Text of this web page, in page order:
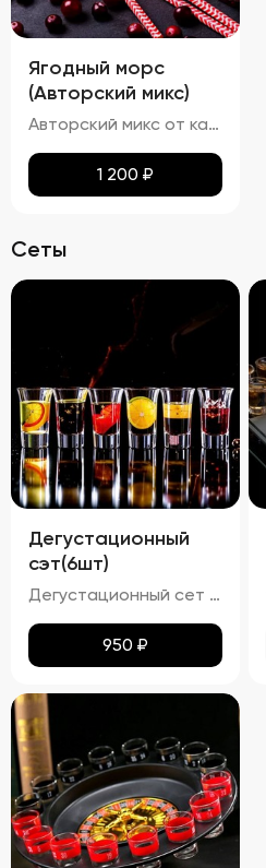
Ягодный морс
(Авторский микс)
Авторский микс от кальянных мастеров - Домашний ягодный морс, изготовленный по всем традициям в основе которого клубника и черника.
1 200 ₽
Сеты
Дегустационный
сэт(6шт)
Дегустационный сет из шести настоек представляет собой набор различных видов настоек, предназначенных для дегустации. Органолептическая оценка таких напитков включает анализ их внешнего вида, аромата, вкуса и послевкусия. Должны ощущаться характерные ноты используемых ингредиентов ( ягод, фруктов и т.п.). Гармоничность: Ароматы компонентов должны сочетаться между собой, создавая сбалансированный букет. Вкус: Сладость/горечь/кислота: В зависимости от рецепта настойки могут иметь сладковатый, горьковатый или кисловатый вкус. Терпкость: Некоторые настойки могут обладать терпким вкусом.(гранат-малина) Послевкусие: Должно быть продолжительным и приятным, раскрывающим дополнительные оттенки вкусов.
950 ₽